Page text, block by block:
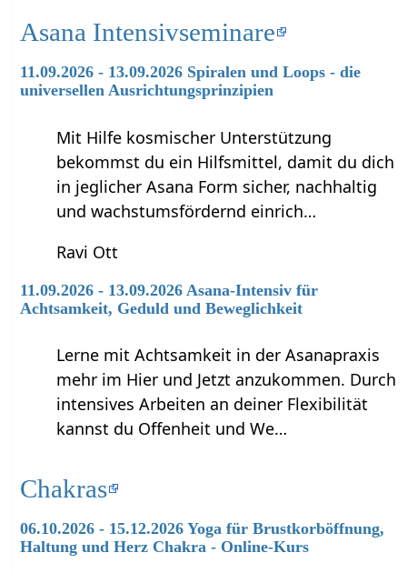
Asana Intensivseminare
11.09.2026 - 13.09.2026 Spiralen und Loops - die
universellen Ausrichtungsprinzipien
Mit Hilfe kosmischer Unterstützung
bekommst du ein Hilfsmittel, damit du dich
in jeglicher Asana Form sicher, nachhaltig
und wachstumsfördernd einrich…
Ravi Ott
11.09.2026 - 13.09.2026 Asana-Intensiv für
Achtsamkeit, Geduld und Beweglichkeit
Lerne mit Achtsamkeit in der Asanapraxis
mehr im Hier und Jetzt anzukommen. Durch
intensives Arbeiten an deiner Flexibilität
kannst du Offenheit und We…
Chakras
06.10.2026 - 15.12.2026 Yoga für Brustkorböffnung,
Haltung und Herz Chakra - Online-Kurs